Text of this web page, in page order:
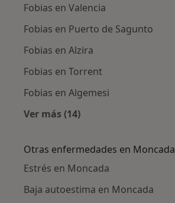
Fobias en Valencia
Fobias en Puerto de Sagunto
Fobias en Alzira
Fobias en Torrent
Fobias en Algemesi
Ver más (14)
Otras enfermedades en Moncada
Estrés en Moncada
Baja autoestima en Moncada